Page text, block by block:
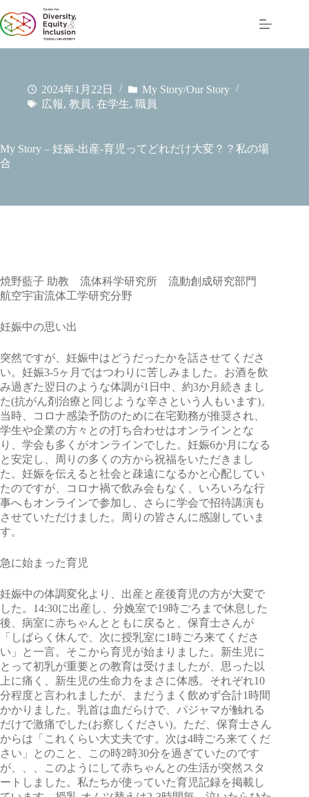
ン
テ
ン
ツ
へ
ス
キ
ッ
プ
2024年1月22日
My Story/Our Story
広報,教員,在学生,職員
My Story – 妊娠-出産-育児ってどれだけ大変？？私の場
合
焼野藍子 助教 流体科学研究所 流動創成研究部門
航空宇宙流体工学研究分野
妊娠中の思い出
突然ですが、妊娠中はどうだったかを話させてくださ
い。妊娠3-5ヶ月ではつわりに苦しみました。お酒を飲
み過ぎた翌日のような体調が1日中、約3か月続きまし
た(抗がん剤治療と同じような辛さという人もいます)。
当時、コロナ感染予防のために在宅勤務が推奨され、
学生や企業の方々との打ち合わせはオンラインとな
り、学会も多くがオンラインでした。妊娠6か月になる
と安定し、周りの多くの方から祝福をいただきまし
た。妊娠を伝えると社会と疎遠になるかと心配してい
たのですが、コロナ禍で飲み会もなく、いろいろな行
事へもオンラインで参加し、さらに学会で招待講演も
させていただけました。周りの皆さんに感謝していま
す。
急に始まった育児
妊娠中の体調変化より、出産と産後育児の方が大変で
した。14:30に出産し、分娩室で19時ごろまで休息した
後、病室に赤ちゃんとともに戻ると、保育士さんが
「しばらく休んで、次に授乳室に1時ごろ来てくださ
い」と一言。そこから育児が始まりました。新生児に
とって初乳が重要との教育は受けましたが、思った以
上に痛く、新生児の生命力をまさに体感。それぞれ10
分程度と言われましたが、まだうまく飲めず合計1時間
かかりました。乳首は血だらけで、パジャマが触れる
だけで激痛でした(お察しください)。ただ、保育士さん
からは「これくらい大丈夫です。次は4時ごろ来てくだ
さい」とのこと、この時2時30分を過ぎていたのです
が、、、このようにして赤ちゃんとの生活が突然スタ
ートしました。私たちが使っていた育児記録を掲載し